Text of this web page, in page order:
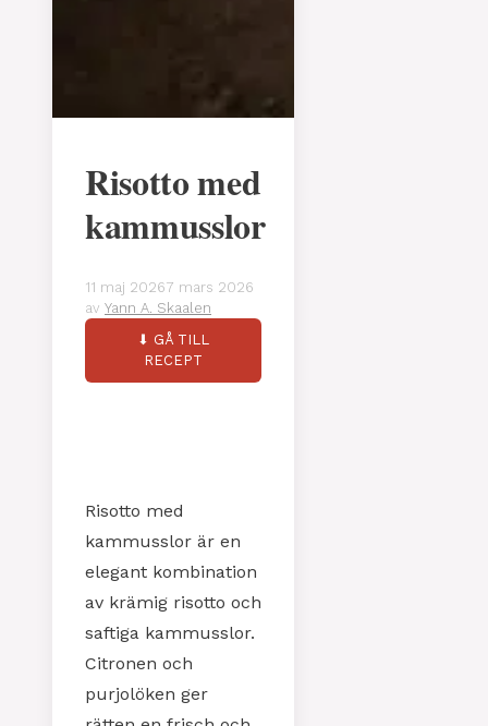
Risotto med
kammusslor
11 maj 20267 mars 2026
av Yann A. Skaalen
⬇ GÅ TILL
RECEPT
Risotto med
kammusslor är en
elegant kombination
av krämig risotto och
saftiga kammusslor.
Citronen och
purjolöken ger